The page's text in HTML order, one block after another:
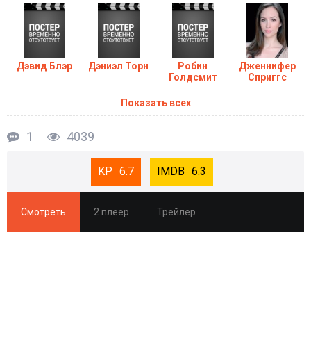
Дэвид Блэр Дэниэл Торн
Робин
Голдсмит
Дженнифер
Сприггс
Показать всех
1 4039
6.7 6.3
Смотреть 2 плеер Трейлер